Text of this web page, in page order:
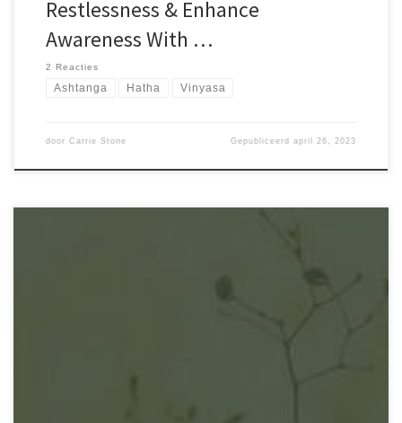
Restlessness & Enhance
Awareness With …
2 Reacties
Ashtanga Hatha Vinyasa
door Carrie Stone Gepubliceerdapril 26, 2023
ipsa quae ab illo inventore veritatis et quasi architecto beatae
vitae dicta sunt explicabo. Nemo enim ipsam voluptatem quia